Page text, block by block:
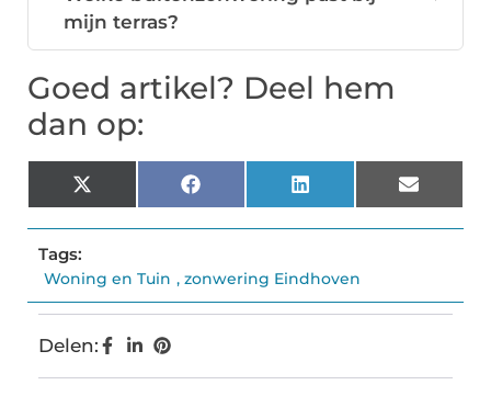
mijn terras?
Goed artikel? Deel hem
dan op:
X
(Twitter)
Facebook LinkedIn Email
Tags:
Woning en Tuin , zonwering Eindhoven
Delen: